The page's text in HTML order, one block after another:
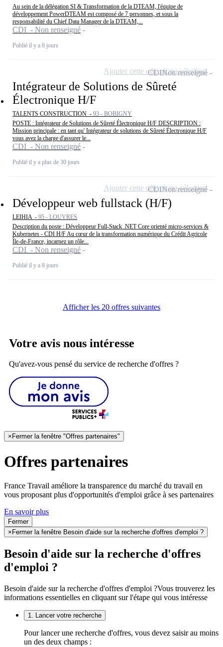
Au sein de la délégation SI & Transformation de la DTEAM, l'équipe de
développement PowerDTEAM est composé de 7 personnes, et sous la
responsabilité du Chief Data Manager de la DTEAM,...
CDI - Non renseigné
Publié il y a 8 jours
Intégrateur de Solutions de Sûreté
Électronique H/F
TALENTS CONSTRUCTION - 93 - BOBIGNY
POSTE : Intégrateur de Solutions de Sûreté Électronique H/F DESCRIPTION :
Mission principale : en tant qu' Intégrateur de solutions de Sûreté Électronique H/F
vous avez la charge d'assurer le...
CDI - Non renseigné
Publié il y a plus de 30 jours
CDINon renseigné
Ajouter cette offre à ma sélection
Développeur web fullstack (H/F)
LEIHIA - 95 - LOUVRES
Description du poste : Développeur Full-Stack .NET Core orienté micro-services &
Kubernetes - CDI H/F Au cœur de la transformation numérique du Crédit Agricole
Île-de-France, incarnez un rôle...
CDI - Non renseigné
Publié il y a 8 jours
CDINon renseigné
Ajouter cette offre à ma sélection
Afficher les 20 offres suivantes
Votre avis nous intéresse
Qu'avez-vous pensé du service de recherche d'offres ?
× Fermer la fenêtre "Offres partenaires"
Offres partenaires
France Travail améliore la transparence du marché du travail en
vous proposant plus d'opportunités d'emploi grâce à ses partenaires
En savoir plus
Fermer
× Fermer la fenêtre Besoin d'aide sur la recherche d'offres d'emploi ?
Besoin d'aide sur la recherche d'offres
d'emploi ?
Besoin d'aide sur la recherche d'offres d'emploi ?Vous trouverez les
informations essentielles en cliquant sur l'étape qui vous intéresse
1. Lancer votre recherche
Pour lancer une recherche d'offres, vous devez saisir au moins
un des deux champs :